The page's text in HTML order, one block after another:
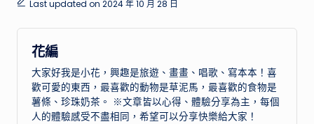
Last updated on 2024 年 10 月 28 日
花編
大家好我是小花，興趣是旅遊、畫畫、唱歌、寫本本！喜
歡可愛的東西，最喜歡的動物是草泥馬，最喜歡的食物是
薯條、珍珠奶茶。 ※文章皆以心得、體驗分享為主，每個
人的體驗感受不盡相同，希望可以分享快樂給大家！